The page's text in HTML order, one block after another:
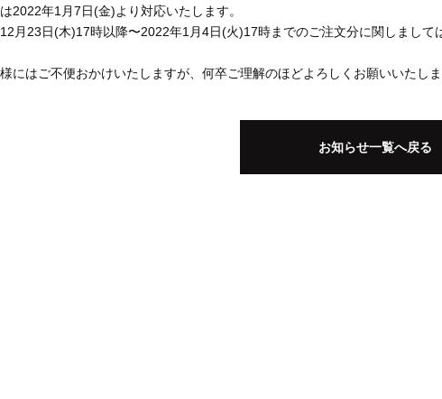
2022年1月7日(金)より対応いたします。
12月23日(木)17時以降〜2022年1月4日(火)17時までのご注文分に関しまし
にはご不便おかけいたしますが、何卒ご理解のほどよろしくお願いいたし
お知らせ一覧へ戻る